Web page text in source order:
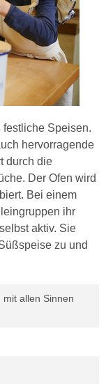
Speisen.
hervorragende
durch die
Der Ofen wird
Bei einem
ihr
aktiv. Sie
zu und
allen Sinnen